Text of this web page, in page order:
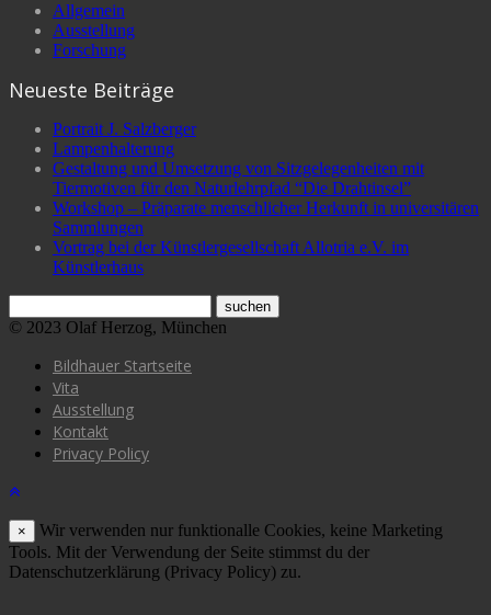
Allgemein
Ausstellung
Forschung
Neueste Beiträge
Portrait J. Salzberger
Lampenhalterung
Gestaltung und Umsetzung von Sitzgelegenheiten mit
Tiermotiven für den Naturlehrpfad “Die Drahtinsel”
Workshop – Präparate menschlicher Herkunft in universitären
Sammlungen
Vortrag bei der Künstlergesellschaft Allotria e.V. im
Künstlerhaus
© 2023 Olaf Herzog, München
Bildhauer Startseite
Vita
Ausstellung
Kontakt
Privacy Policy
×
Wir verwenden nur funktionalle Cookies, keine Marketing
Tools. Mit der Verwendung der Seite stimmst du der
Datenschutzerklärung (Privacy Policy) zu.